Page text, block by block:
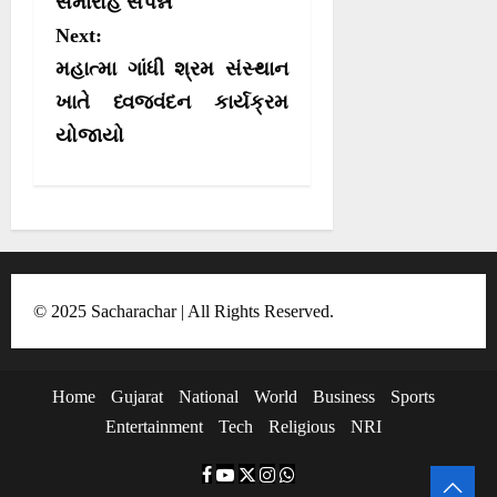
v
i
g
a
o
n
Next:
મહાત્મા ગાંધી શ્રમ સંસ્થાન
ખાતે ધ્વજવંદન કાર્યક્રમ
યોજાયો
© 2025 Sacharachar | All Rights Reserved.
Home Gujarat National World Business
Sports
Entertainment
Tech Religious NRI
F Y T I
W